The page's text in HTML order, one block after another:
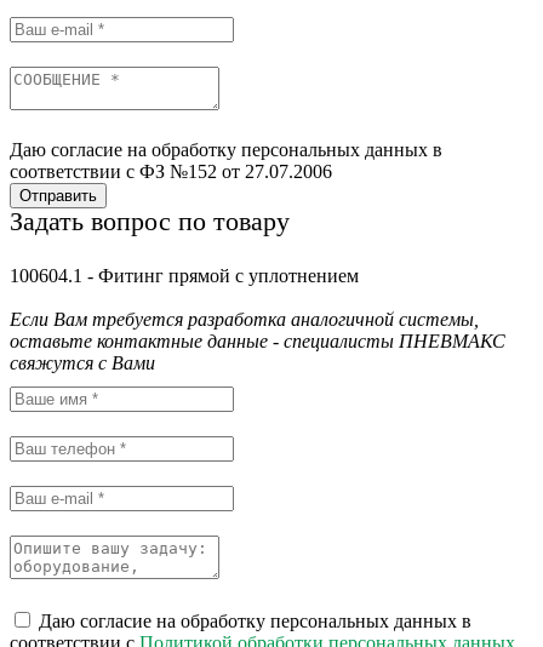
Даю согласие на обработку персональных данных в
соответствии с ФЗ №152 от 27.07.2006
Отправить
Задать вопрос по товару
100604.1 - Фитинг прямой с уплотнением
Если Вам требуется разработка аналогичной системы,
оставьте контактные данные - специалисты ПНЕВМАКС
свяжутся с Вами
Даю согласие на обработку персональных данных в
соответствии с Политикой обработки персональных данных